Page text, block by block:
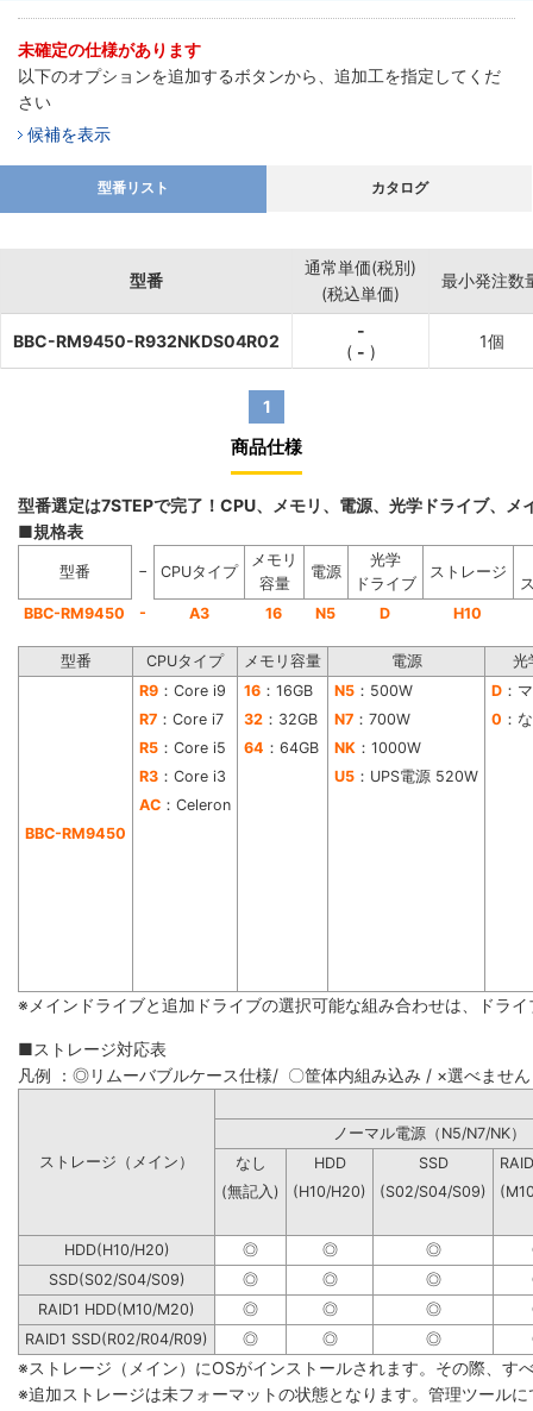
未確定の仕様があります
以下のオプションを追加するボタンから、追加工を指定してくだ
さい
候補を表示
型番リスト カタログ
型番
通常単価(税別)
(税込単価)
最小発注数
BBC-RM9450-R932NKDS04R02
-
( - )
1個
1
商品仕様
型番選定は7STEPで完了！CPU、メモリ、電源、光学ドライブ、
■規格表
型番 − CPUタイプ
メモリ
容量
電源
光学
ドライブ
ストレージ
BBC-RM9450
- A3 16 N5 D H10
型番 CPUタイプ メモリ容量 電源 光
BBC-RM9450
R9 ：Core i9 16 ：16GB N5 ：500W D ：
R7 ：Core i7 32 ：32GB N7 ：700W 0 ：
R5 ：Core i5 64 ：64GB NK ：1000W
R3 ：Core i3 U5 ：UPS電源 520W
AC ：Celeron
※メインドライブと追加ドライブの選択可能な組み合わせは、ドラ
■ストレージ対応表
凡例 ：◎リムーバブルケース仕様/ 〇筐体内組み込み / ×選べません
ノーマル電源（N5/
ストレージ（メイン）
なし HDD SSD
(無記入)
(H10/H20) (S02/S04/S09)
HDD(H10/H20) ◎ ◎ ◎
SSD(S02/S04/S09)
◎ ◎ ◎
RAID1 HDD(M10/M20)
◎ ◎ ◎
RAID1 SSD(R02/R04/R09)
◎ ◎ ◎
※ストレージ（メイン）にOSがインストールされます。その際、す
※追加ストレージは未フォーマットの状態となります。管理ツール